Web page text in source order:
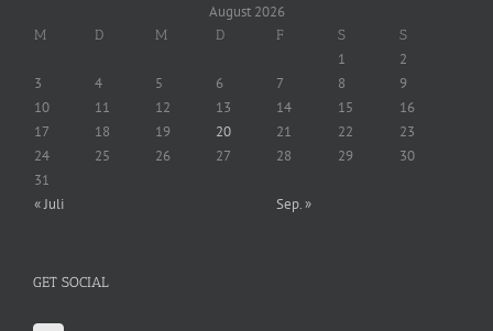
August 2026
M D M D F S S
1
2
3
4 5 6 7 8
9
10
11 12 13 14 15
16
17
18 19 20 21 22
23
24
25 26 27 28 29
30
31
« Juli
Sep. »
GET SOCIAL